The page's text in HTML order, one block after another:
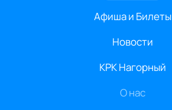
Афиша и Билеты
Новости
КРК Нагорный
О нас